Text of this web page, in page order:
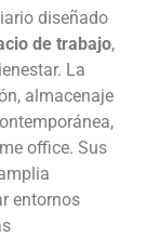
diseñado
de trabajo,
La
almacenaje
office. Sus
entornos